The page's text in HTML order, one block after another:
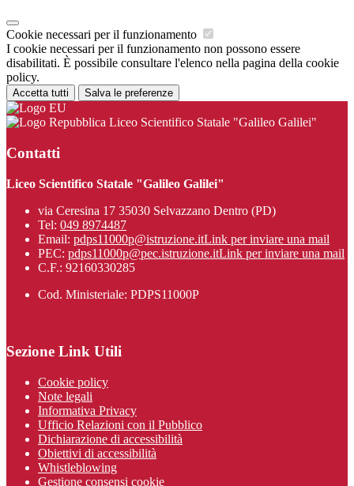
Cookie necessari per il funzionamento
I cookie necessari per il funzionamento non possono essere
disabilitati. È possibile consultare l'elenco nella pagina della cookie
policy.
Accetta tutti Salva le preferenze
Liceo Scientifico Statale "Galileo Galilei"
Contatti
Liceo Scientifico Statale "Galileo Galilei"
via Ceresina 17 35030 Selvazzano Dentro (PD)
Tel: 049 8974487
Email: pdps11000p@istruzione.itLink per inviare una mail
PEC: pdps11000p@pec.istruzione.itLink per inviare una mail
C.F.: 92160330285
Cod. Ministeriale: PDPS11000P
Sezione Link Utili
Cookie policy
Note legali
Informativa Privacy
Ufficio Relazioni con il Pubblico
Dichiarazione di accessibilità
Obiettivi di accessibilità
Whistleblowing
Gestione consensi cookie